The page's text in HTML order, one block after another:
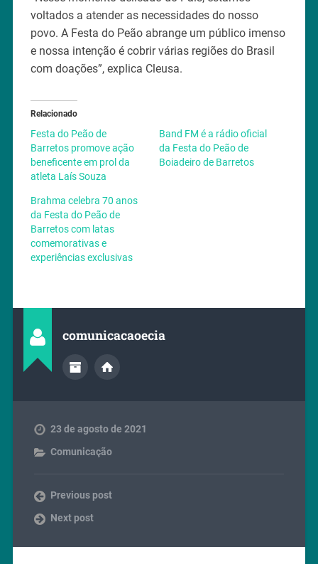
voltados a atender as necessidades do nosso
povo. A Festa do Peão abrange um público imenso
e nossa intenção é cobrir várias regiões do Brasil
com doações”, explica Cleusa.
Relacionado
Festa do Peão de
Barretos promove ação
beneficente em prol da
atleta Laís Souza
Band FM é a rádio oficial
da Festa do Peão de
Boiadeiro de Barretos
Brahma celebra 70 anos
da Festa do Peão de
Barretos com latas
comemorativas e
experiências exclusivas
comunicacaoecia
23 de agosto de 2021
Comunicação
Previous post
Next post